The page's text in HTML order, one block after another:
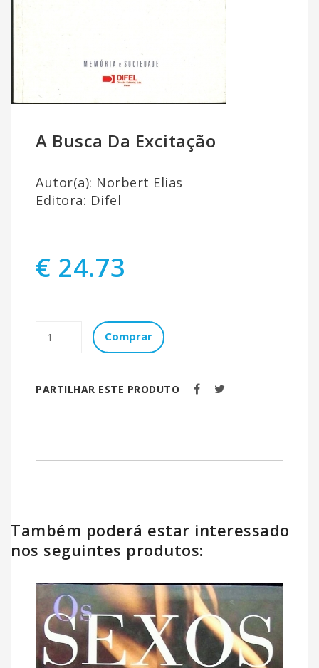
A Busca Da Excitação
Autor(a): Norbert Elias
Editora: Difel
€ 24.73
Comprar
PARTILHAR ESTE PRODUTO
Também poderá estar interessado
nos seguintes produtos: